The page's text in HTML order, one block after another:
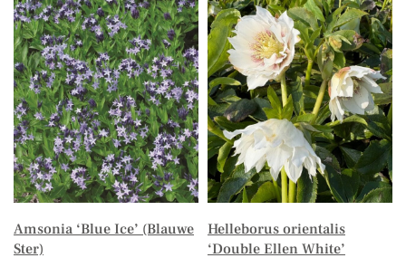
Amsonia ‘Blue Ice’ (Blauwe
Ster)
Helleborus orientalis
‘Double Ellen White’